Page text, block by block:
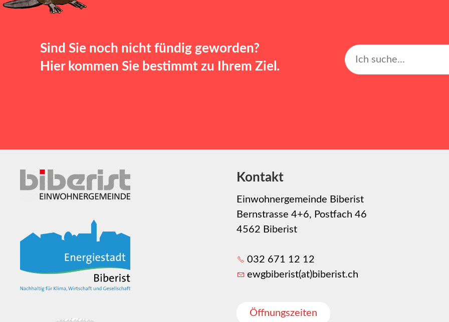
Sind Sie noch nicht fündig geworden?
Hier kommen Sie bestimmt zu Ihrem Ziel.
Kontakt
Einwohnergemeinde Biberist
Bernstrasse 4+6, Postfach 46
4562 Biberist
032 671 12 12
ewgbiberist(at)biberist.ch
Öffnungszeiten